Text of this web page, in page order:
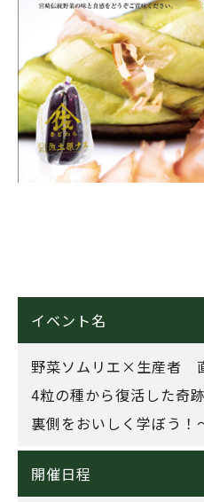
イベント名
野菜ソムリエ×生産者
4粒の種から復活した奇
裏側をおいしく学ぼう！
開催日程